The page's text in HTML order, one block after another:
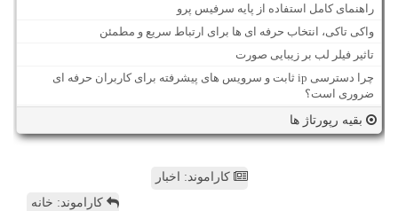
راهنمای کامل استفاده از پایه سرفیس پرو
واکی تاکی، انتخاب حرفه ای ها برای ارتباط سریع و مطمئن
تاثیر فیلر لب بر زیبایی صورت
چرا دسترسی ip ثابت و سرویس های پیشرفته برای کاربران حرفه ای
ضروری است؟
بقیه رپورتاژ ها
کاراموند: اخبار
کاراموند: خانه